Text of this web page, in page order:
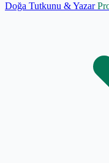
Doğa Tutkunu & Yazar